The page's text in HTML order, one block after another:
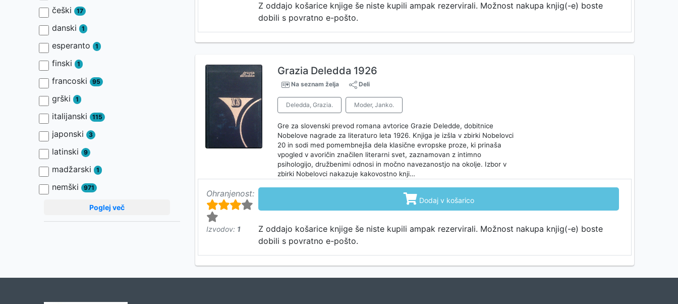
češki 17
danski 1
esperanto 1
finski 1
francoski 95
grški 1
italijanski 115
japonski 3
latinski 9
madžarski 1
nemški 971
Poglej več
Z oddajo košarice knjige še niste kupili ampak rezervirali. Možnost nakupa knjig(-e) boste
dobili s povratno e-pošto.
Grazia Deledda 1926
Na seznam želja Deli
Deledda, Grazia. Moder, Janko.
Gre za slovenski prevod romana avtorice Grazie Deledde, dobitnice
Nobelove nagrade za literaturo leta 1926. Knjiga je izšla v zbirki Nobelovci
20 in sodi med pomembnejša dela klasične evropske proze, ki prinaša
vpogled v avoričin značilen literarni svet, zaznamovan z intimno
psihologijo, družbenimi odnosi in močno navezanostjo na okolje. Izbor v
zbirki Nobelovci nakazuje kakovostno knji…
Ohranjenost:
Izvodov: 1
 Dodaj v košarico
Z oddajo košarice knjige še niste kupili ampak rezervirali. Možnost nakupa knjig(-e) boste
dobili s povratno e-pošto.